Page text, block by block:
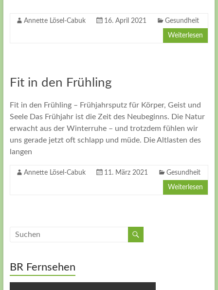
Annette Lösel-Cabuk 16. April 2021 Gesundheit
Weiterlesen
Fit in den Frühling
Fit in den Frühling – Frühjahrsputz für Körper, Geist und
Seele Das Frühjahr ist die Zeit des Neubeginns. Die Natur
erwacht aus der Winterruhe – und trotzdem fühlen wir
uns gerade jetzt oft schlapp und müde. Die Altlasten des
langen
Annette Lösel-Cabuk 11. März 2021 Gesundheit
Weiterlesen
BR Fernsehen